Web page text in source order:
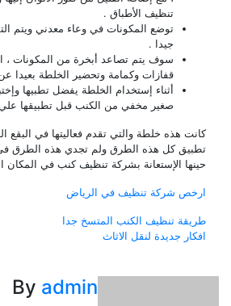
تنظيف الأطباق .
توضع المكونات في وعاء معدني ويتم التقليب
سوف يتم تصاعد أبخرة من المكونات ، احرصي
قفازات وكمامة وتحضير الخلطة بعيدا عن الأطفال
أثناء إستخدام الخلطة يفضل تطبيها وإختبار
صغير مخفي من الكنب قبل تطبيقها علي الكنب .
هذه خلطة والتي تقدم فعاليتها في البقع الدهنية ،
كل هذه الطرق ولم تجدي هذه الطرق في تنظيف
الإستعانة بشركة تنظيف كنب في المكان المحيط
شركة تنظيف في الرياض
تنظيف الكنب المتسخ جدا
جديدة لنقل الاثاث
Byadmin